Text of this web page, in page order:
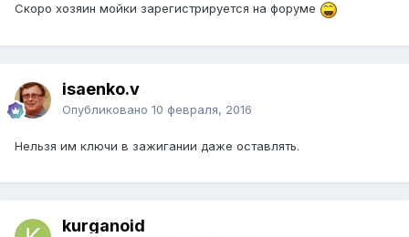
Скоро хозяин мойки зарегистрируется на форуме
isaenko.v
Опубликовано 10 февраля, 2016
Нельзя им ключи в зажигании даже оставлять.
kurganoid